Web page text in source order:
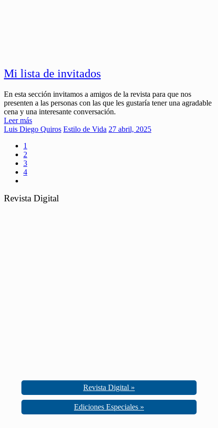
Mi lista de invitados
En esta sección invitamos a amigos de la revista para que nos
presenten a las personas con las que les gustaría tener una agradable
cena y una interesante conversación.
Leer más
Luis Diego Quiros Estilo de Vida 27 abril, 2025
1
2
3
4
Revista Digital
Revista Digital »
Ediciones Especiales »